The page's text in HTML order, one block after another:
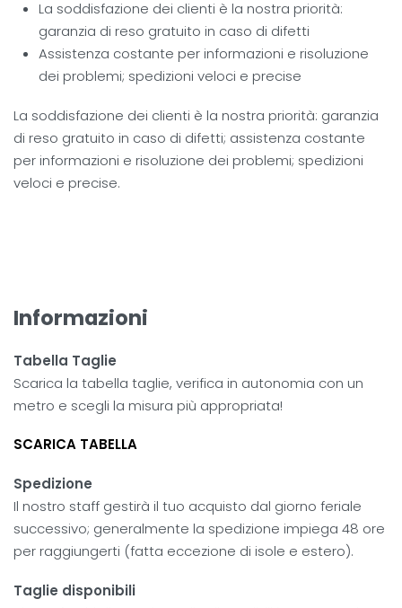
La soddisfazione dei clienti è la nostra priorità:
garanzia di reso gratuito in caso di difetti
Assistenza costante per informazioni e risoluzione
dei problemi; spedizioni veloci e precise
La soddisfazione dei clienti è la nostra priorità: garanzia
di reso gratuito in caso di difetti; assistenza costante
per informazioni e risoluzione dei problemi; spedizioni
veloci e precise.
Informazioni
Tabella Taglie
Scarica la tabella taglie, verifica in autonomia con un
metro e scegli la misura più appropriata!
SCARICA TABELLA
Spedizione
Il nostro staff gestirà il tuo acquisto dal giorno feriale
successivo; generalmente la spedizione impiega 48 ore
per raggiungerti (fatta eccezione di isole e estero).
Taglie disponibili